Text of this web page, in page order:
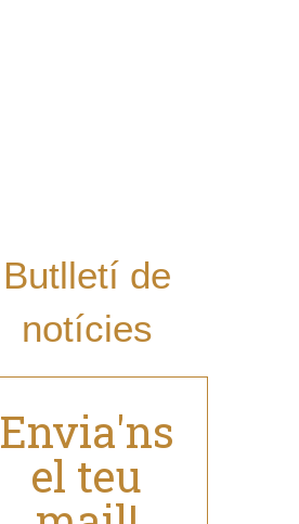
Butlletí de
notícies
Envia'ns
el teu